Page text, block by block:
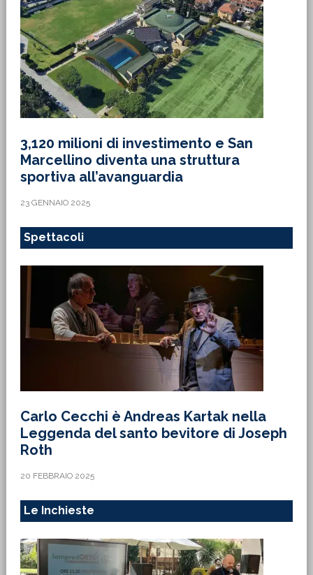
3,120 milioni di investimento e San
Marcellino diventa una struttura
sportiva all’avanguardia
23 GENNAIO 2025
Spettacoli
Carlo Cecchi è Andreas Kartak nella
Leggenda del santo bevitore di Joseph
Roth
20 FEBBRAIO 2025
Le Inchieste